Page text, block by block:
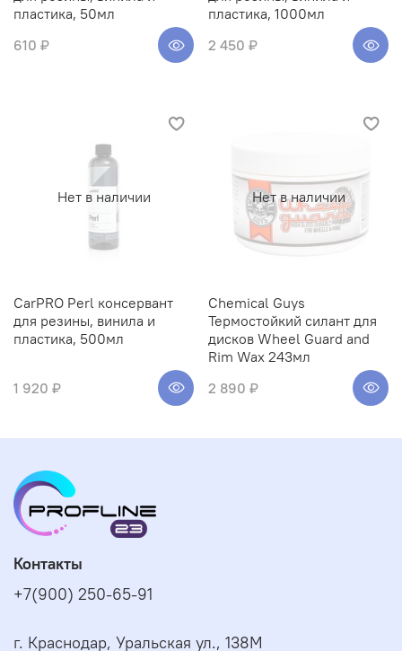
пластика, 50мл
610 ₽
пластика, 1000мл
2 450 ₽
Нет в наличии
CarPRO Perl консервант
для резины, винила и
пластика, 500мл
1 920 ₽
Нет в наличии
Chemical Guys
Термостойкий силант для
дисков Wheel Guard and
Rim Wax 243мл
2 890 ₽
Контакты
+7(900) 250-65-91
г. Краснодар, Уральская ул., 138М